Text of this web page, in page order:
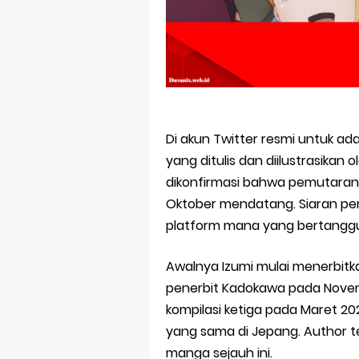
Cosmic
Made in
Di akun Twitter resmi untuk
yang ditulis dan diilustrasikan
dikonfirmasi bahwa
Oktober mendatang. Siaran
platform mana yang
Awalnya Izumi mulai
penerbit Kadokawa pada
kompilasi ketiga pada Maret
yang sama di Jepang. Author
manga sejauh ini.